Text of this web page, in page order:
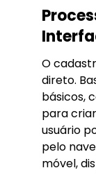
O
direto.
básicos,
para
usuário
pelo
móvel,